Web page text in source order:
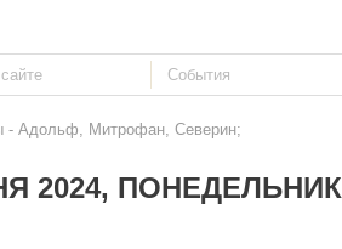
- Адольф, Митрофан, Северин;
2024, ПОНЕДЕЛЬНИК